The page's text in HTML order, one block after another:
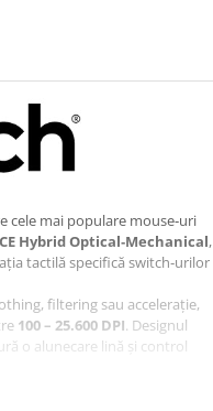
cele mai populare mouse‑uri
Hybrid Optical‑Mechanical,
tactilă specifică switch‑urilor
filtering sau accelerație,
100 – 25.600 DPI. Designul
o alunecare lină și control